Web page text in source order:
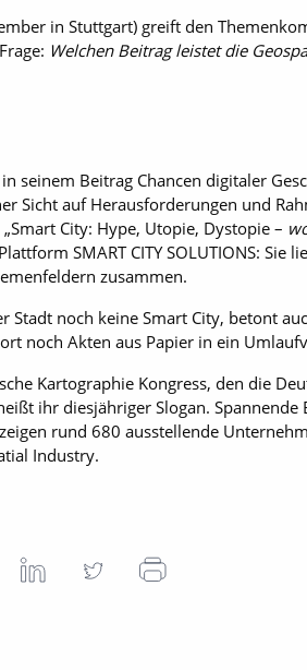
in Stuttgart) greift den
Welchen Beitrag leistet die
seinem Beitrag Chancen digitaler
Sicht auf Herausforderungen und
City: Hype, Utopie, Dystopie –
SMART CITY SOLUTIONS: Sie
zusammen.
noch keine Smart City, betont
noch Akten aus Papier in ein
Kartographie Kongress, den die
ihr diesjähriger Slogan. Spannende
rund 680 ausstellende
Industry.